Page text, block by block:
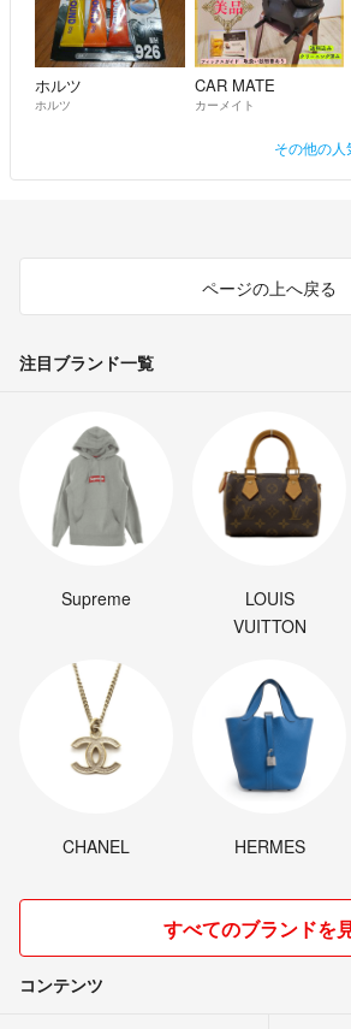
ホルツ
ホルツ
CAR MATE
カーメイト
その他の
ページの上へ戻る
注目ブランド一覧
Supreme
LOUIS
VUITTON
CHANEL HERMES
すべてのブランドを
コンテンツ